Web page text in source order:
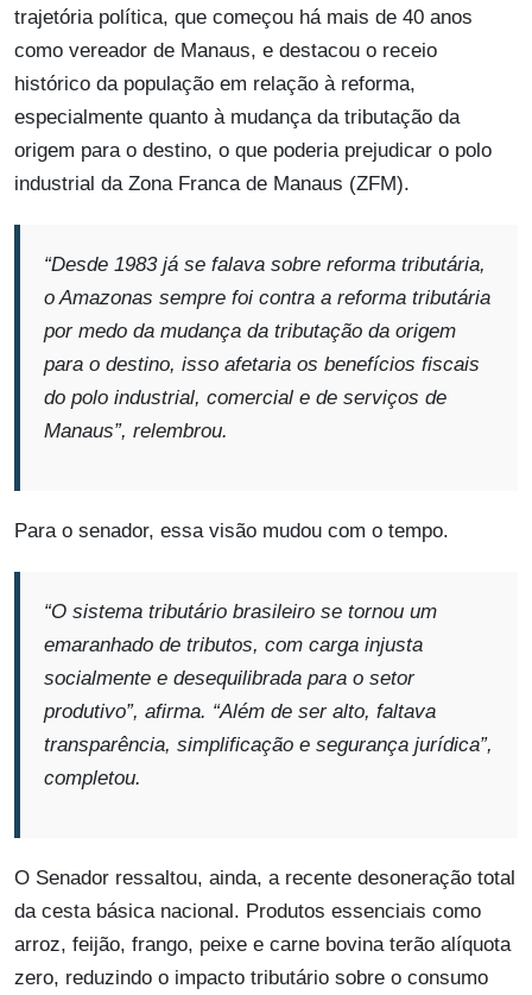
trajetória política, que começou há mais de 40 anos
como vereador de Manaus, e destacou o receio
histórico da população em relação à reforma,
especialmente quanto à mudança da tributação da
origem para o destino, o que poderia prejudicar o polo
industrial da Zona Franca de Manaus (ZFM).
“Desde 1983 já se falava sobre reforma tributária,
o Amazonas sempre foi contra a reforma tributária
por medo da mudança da tributação da origem
para o destino, isso afetaria os benefícios fiscais
do polo industrial, comercial e de serviços de
Manaus”, relembrou.
Para o senador, essa visão mudou com o tempo.
“O sistema tributário brasileiro se tornou um
emaranhado de tributos, com carga injusta
socialmente e desequilibrada para o setor
produtivo”, afirma. “Além de ser alto, faltava
transparência, simplificação e segurança jurídica”,
completou.
O Senador ressaltou, ainda, a recente desoneração total
da cesta básica nacional. Produtos essenciais como
arroz, feijão, frango, peixe e carne bovina terão alíquota
zero, reduzindo o impacto tributário sobre o consumo